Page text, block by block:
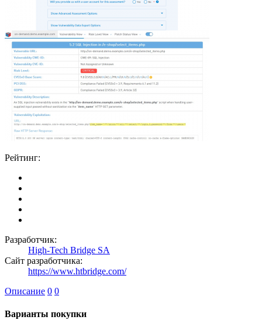
Рейтинг:
Разработчик:
High-Tech Bridge SA
Сайт разработчика:
https://www.htbridge.com/
Описание 0 0
Варианты покупки